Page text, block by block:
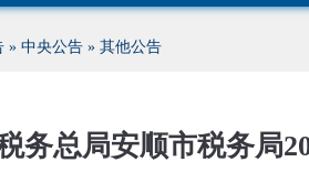
» 中央公告 » 其他公告
务总局安顺市税务局